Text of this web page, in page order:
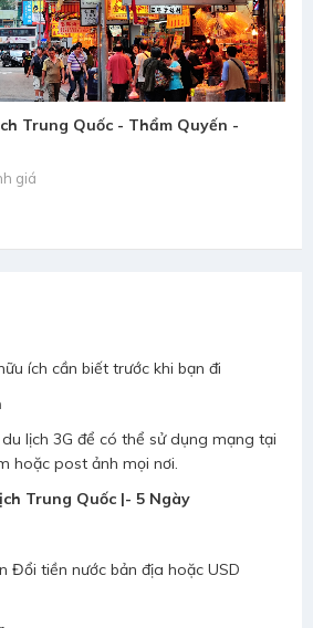
Trung Quốc - Thẩm Quyến -
giá
ích cần biết trước khi bạn đi
lịch 3G để có thể sử dụng mạng tại
hoặc post ảnh mọi nơi.
Trung Quốc |- 5 Ngày
Đổi tiền nước bản địa hoặc USD